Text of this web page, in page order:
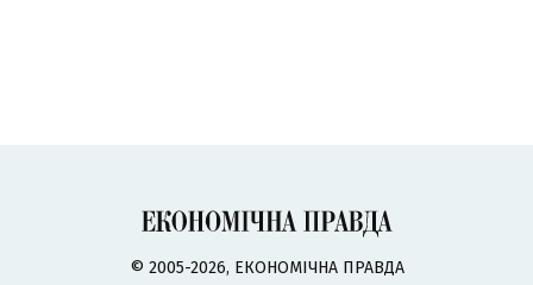
© 2005-2026, ЕКОНОМІЧНА ПРАВДА